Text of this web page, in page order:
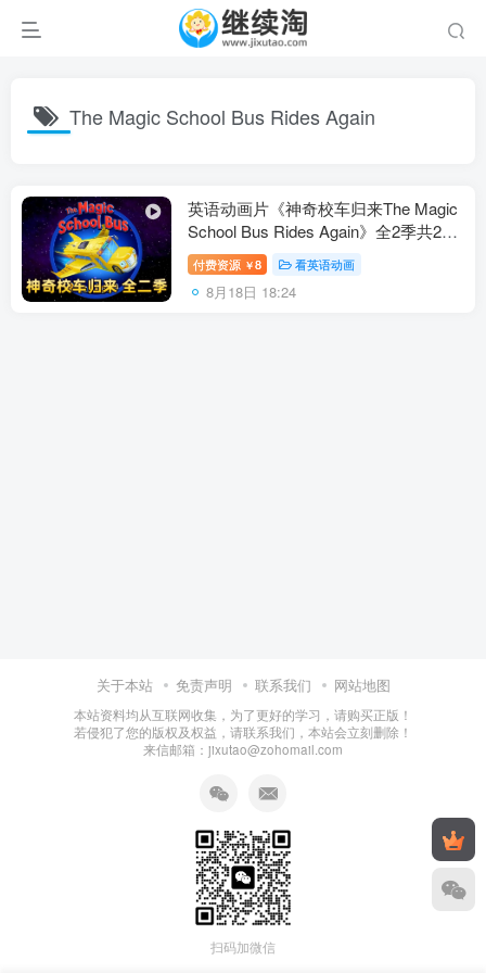
The Magic School Bus Rides Again
英语动画片《神奇校车归来The Magic
School Bus Rides Again》全2季共26
集，1080P高清视频带英文字幕，百度
网盘下载！
付费资源 ￥8 看英语动画
8月18日 18:24
关于本站 免责声明 联系我们 网站地图
本站资料均从互联网收集，为了更好的学习，请购买正版！
若侵犯了您的版权及权益，请联系我们，本站会立刻删除！
来信邮箱：jixutao@zohomail.com
扫码加微信